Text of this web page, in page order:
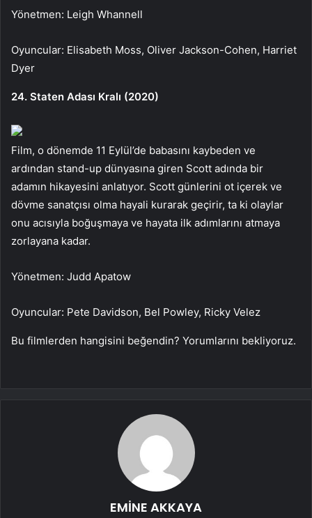
Yönetmen: Leigh Whannell
Oyuncular: Elisabeth Moss, Oliver Jackson-Cohen, Harriet
Dyer
24. Staten Adası Kralı (2020)
Film, o dönemde 11 Eylül’de babasını kaybeden ve
ardından stand-up dünyasına giren Scott adında bir
adamın hikayesini anlatıyor. Scott günlerini ot içerek ve
dövme sanatçısı olma hayali kurarak geçirir, ta ki olaylar
onu acısıyla boğuşmaya ve hayata ilk adımlarını atmaya
zorlayana kadar.
Yönetmen: Judd Apatow
Oyuncular: Pete Davidson, Bel Powley, Ricky Velez
Bu filmlerden hangisini beğendin? Yorumlarını bekliyoruz.
EMİNE AKKAYA